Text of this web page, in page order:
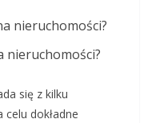
nieruchomości?
się z kilku
dokładne